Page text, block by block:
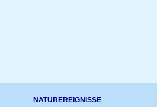
NATUREREIGNISSE